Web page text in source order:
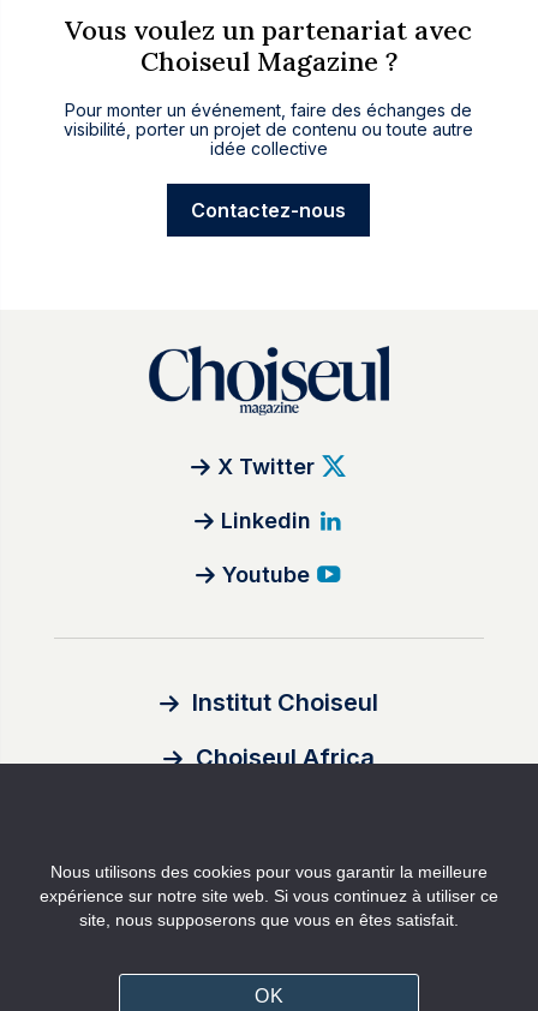
Vous voulez un partenariat avec
Choiseul Magazine ?
Pour monter un événement, faire des échanges de
visibilité, porter un projet de contenu ou toute autre
idée collective
Contactez-nous
X Twitter
Linkedin
Youtube
Institut Choiseul
Choiseul Africa
Auteurs
Mentions légales
Nous utilisons des cookies pour vous garantir la meilleure
expérience sur notre site web. Si vous continuez à utiliser ce
site, nous supposerons que vous en êtes satisfait.
OK